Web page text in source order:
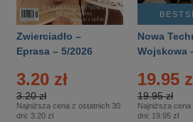
Zwierciadło –
Eprasa – 5/2026
3.20 zł
3.20 zł
Najniższa cena z ostatnich 30
dni: 3.20 zł
Nowa
Wojskowa
19.95
19.95 zł
Najniższa
dni: 19.95 zł